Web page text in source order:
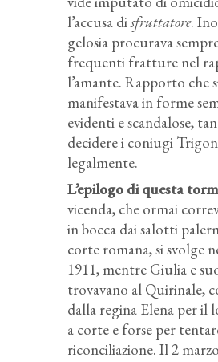
l’accusa disfruttatore.
gelosia procurava
frequenti fratture nel
l’amante. Rapporto che
manifestava in forme
evidenti e scandalose,
decidere i coniugi
legalmente.
L’epilogo di questa
vicenda, che ormai
in bocca dai salotti
corte romana, si svolge
1911, mentre Giulia e
trovavano al Quirinale,
dalla regina Elena per il
a corte e forse per
riconciliazione. Il 2